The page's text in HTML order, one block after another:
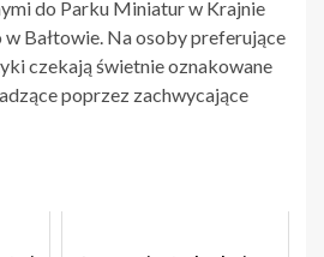
do Parku Miniatur w Krajnie
Bałtowie. Na osoby preferujące
czekają świetnie oznakowane
poprzez zachwycające